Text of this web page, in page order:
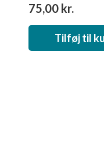
75,00 kr.
Tilføj til